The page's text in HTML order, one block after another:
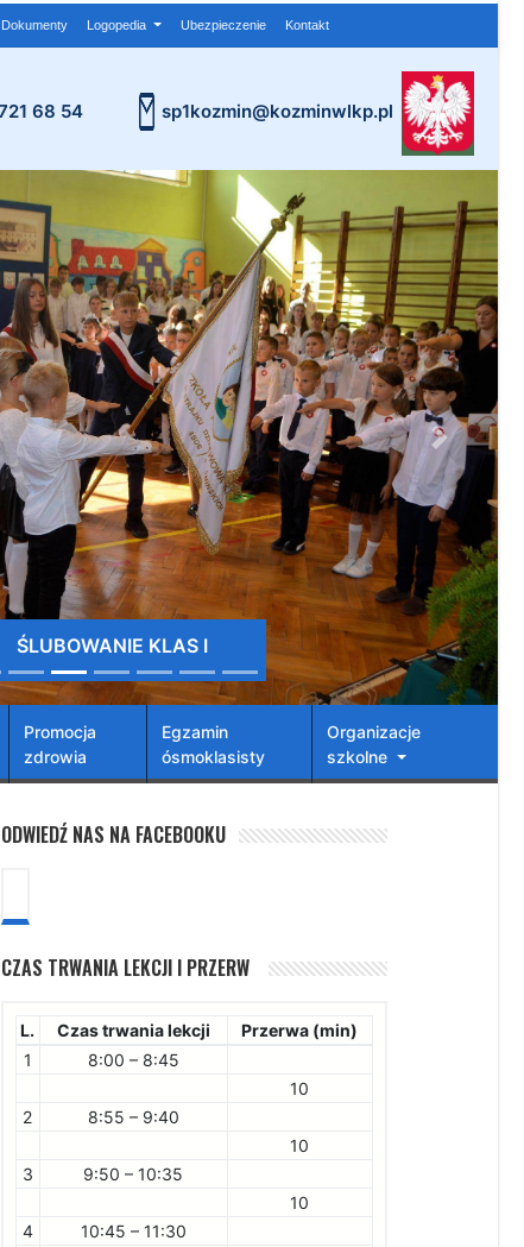
Dokumenty Logopedia Ubezpieczenie Kontakt
68 54 sp1kozmin@kozminwlkp.pl
ŚLUBOWANIE KLAS I
Promocja
zdrowia
Egzamin
ósmoklasisty
Organizacje
szkolne
ODWIEDŹ NAS NA FACEBOOKU
CZAS TRWANIA LEKCJI I PRZERW
L. Czas trwania lekcji
Przerwa (min)
1
8:00 – 8:45
10
2
8:55 – 9:40
10
3
9:50 – 10:35
10
4
10:45 – 11:30